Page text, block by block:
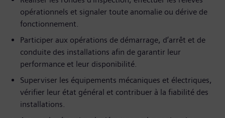
opérationnels et signaler toute anomalie ou dérive de
fonctionnement.
Participer aux opérations de démarrage, d’arrêt et de
conduite des installations afin de garantir leur
performance et leur disponibilité.
Superviser les équipements mécaniques et électriques,
vérifier leur état général et contribuer à la fiabilité des
installations.